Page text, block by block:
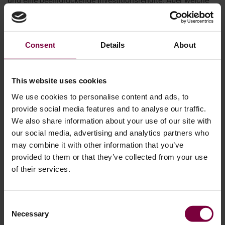
Consent Details About
This website uses cookies
We use cookies to personalise content and ads, to
provide social media features and to analyse our traffic.
We also share information about your use of our site with
our social media, advertising and analytics partners who
may combine it with other information that you’ve
provided to them or that they’ve collected from your use
of their services.
Selection
Necessary
Ausrüstung ...
Mehr